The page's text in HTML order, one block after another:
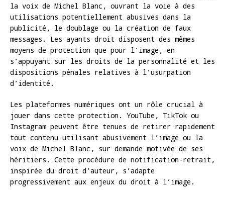
la voix de Michel Blanc, ouvrant la voie à des
utilisations potentiellement abusives dans la
publicité, le doublage ou la création de faux
messages. Les ayants droit disposent des mêmes
moyens de protection que pour l’image, en
s’appuyant sur les droits de la personnalité et les
dispositions pénales relatives à l’usurpation
d’identité.
Les plateformes numériques ont un rôle crucial à
jouer dans cette protection. YouTube, TikTok ou
Instagram peuvent être tenues de retirer rapidement
tout contenu utilisant abusivement l’image ou la
voix de Michel Blanc, sur demande motivée de ses
héritiers. Cette procédure de notification-retrait,
inspirée du droit d’auteur, s’adapte
progressivement aux enjeux du droit à l’image.